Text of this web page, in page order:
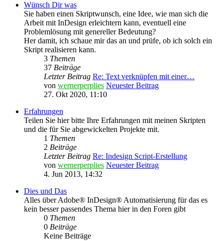
Wünsch Dir was
Sie haben einen Skriptwunsch, eine Idee, wie man sich die
Arbeit mit InDesign erleichtern kann, eventuell eine
Problemlösung mit genereller Bedeutung?
Her damit, ich schaue mir das an und prüfe, ob ich solch ein
Skript realisieren kann.
3 Themen
37 Beiträge
Letzter Beitrag Re: Text verknüpfen mit einer…
von wernerperplies Neuester Beitrag
27. Okt 2020, 11:10
Erfahrungen
Teilen Sie hier bitte Ihre Erfahrungen mit meinen Skripten
und die für Sie abgewickelten Projekte mit.
1 Themen
2 Beiträge
Letzter Beitrag Re: Indesign Script-Erstellung
von wernerperplies Neuester Beitrag
4. Jun 2013, 14:32
Dies und Das
Alles über Adobe® InDesign® Automatisierung für das es
kein besser passendes Thema hier in den Foren gibt
0 Themen
0 Beiträge
Keine Beiträge